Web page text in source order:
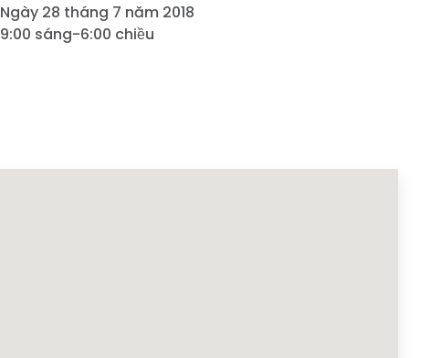
Ngày 28 tháng 7 năm 2018
9:00 sáng-6:00 chiều